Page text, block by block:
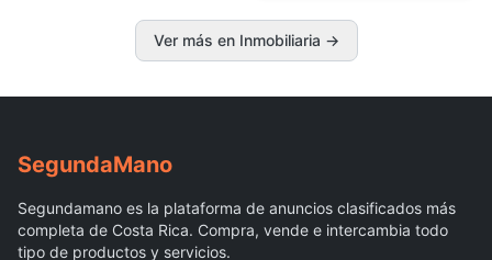
Ver más en Inmobiliaria →
SegundaMano
Segundamano es la plataforma de anuncios clasificados más
completa de Costa Rica. Compra, vende e intercambia todo
tipo de productos y servicios.